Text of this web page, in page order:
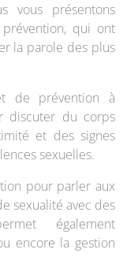
vous présentons
qui ont
la parole des plus
de prévention à
discuter du corps
et des signes
sexuelles.
pour parler aux
sexualité avec des
également
encore la gestion